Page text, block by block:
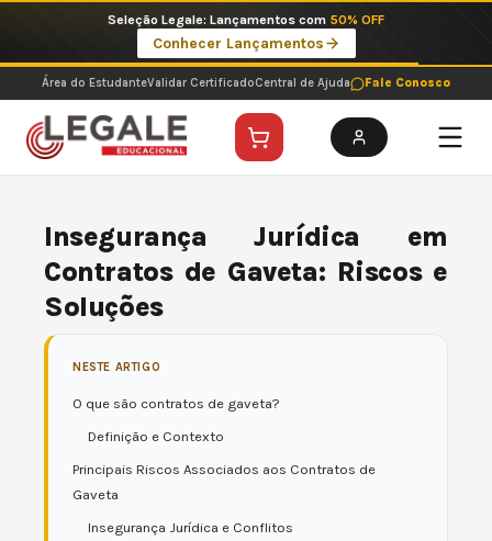
o
conteúdo
Imperdíveis no Pix: Pós Selecionadas a 199 reais no pix em parcela única
Ver ofertas
Área do EstudanteValidar CertificadoCentral de Ajuda Fale Conosco
Insegurança Jurídica em
Contratos de Gaveta: Riscos e
Soluções
NESTE ARTIGO
O que são contratos de gaveta?
Definição e Contexto
Principais Riscos Associados aos Contratos de
Gaveta
Insegurança Jurídica e Conflitos